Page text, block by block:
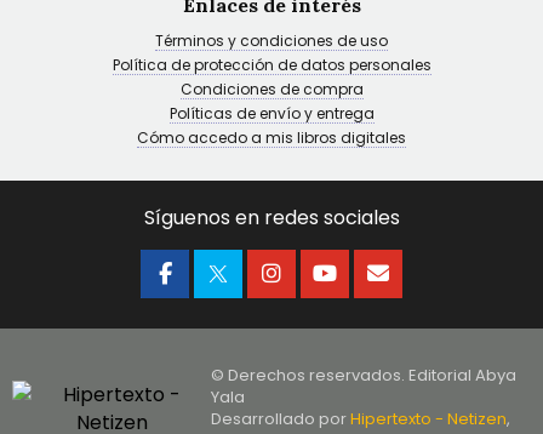
Enlaces de interés
Términos y condiciones de uso
Política de protección de datos personales
Condiciones de compra
Políticas de envío y entrega
Cómo accedo a mis libros digitales
Síguenos en redes sociales
© Derechos reservados. Editorial Abya
Yala
Desarrollado porHipertexto - Netizen,